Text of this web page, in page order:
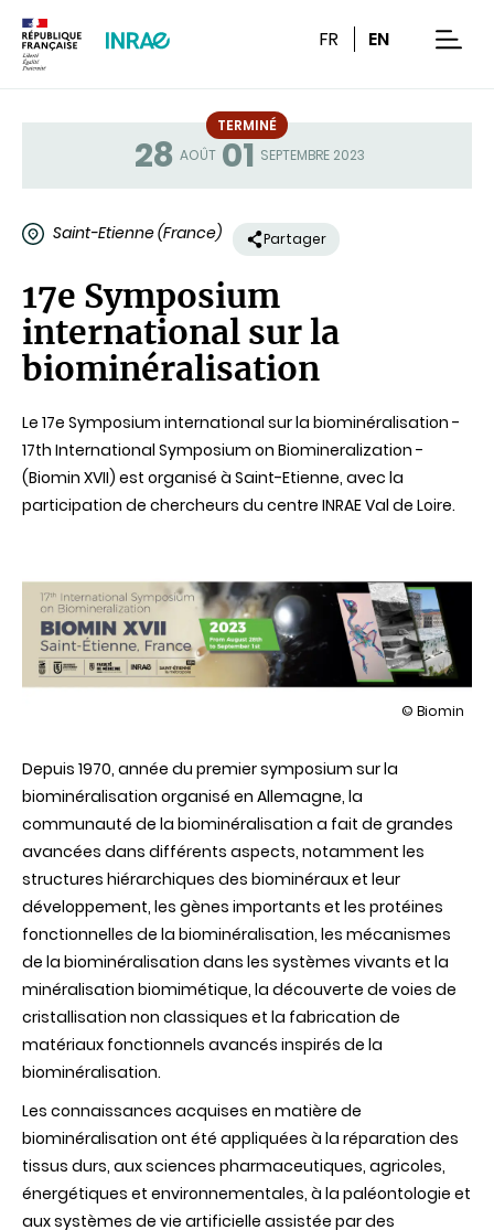
FR EN
28 AOÛT 01 SEPTEMBRE 2023
Statut
TERMINÉ
Saint-Etienne (France) Partager
17e Symposium
international sur la
biominéralisation
Le 17e Symposium international sur la biominéralisation -
17th International Symposium on Biomineralization -
(Biomin XVII) est organisé à Saint-Etienne, avec la
participation de chercheurs du centre INRAE Val de Loire.
illustration
© Biomin
Depuis 1970, année du premier symposium sur la
biominéralisation organisé en Allemagne, la
communauté de la biominéralisation a fait de grandes
avancées dans différents aspects, notamment les
structures hiérarchiques des biominéraux et leur
développement, les gènes importants et les protéines
fonctionnelles de la biominéralisation, les mécanismes
de la biominéralisation dans les systèmes vivants et la
minéralisation biomimétique, la découverte de voies de
cristallisation non classiques et la fabrication de
matériaux fonctionnels avancés inspirés de la
biominéralisation.
Les connaissances acquises en matière de
biominéralisation ont été appliquées à la réparation des
tissus durs, aux sciences pharmaceutiques, agricoles,
énergétiques et environnementales, à la paléontologie et
aux systèmes de vie artificielle assistée par des